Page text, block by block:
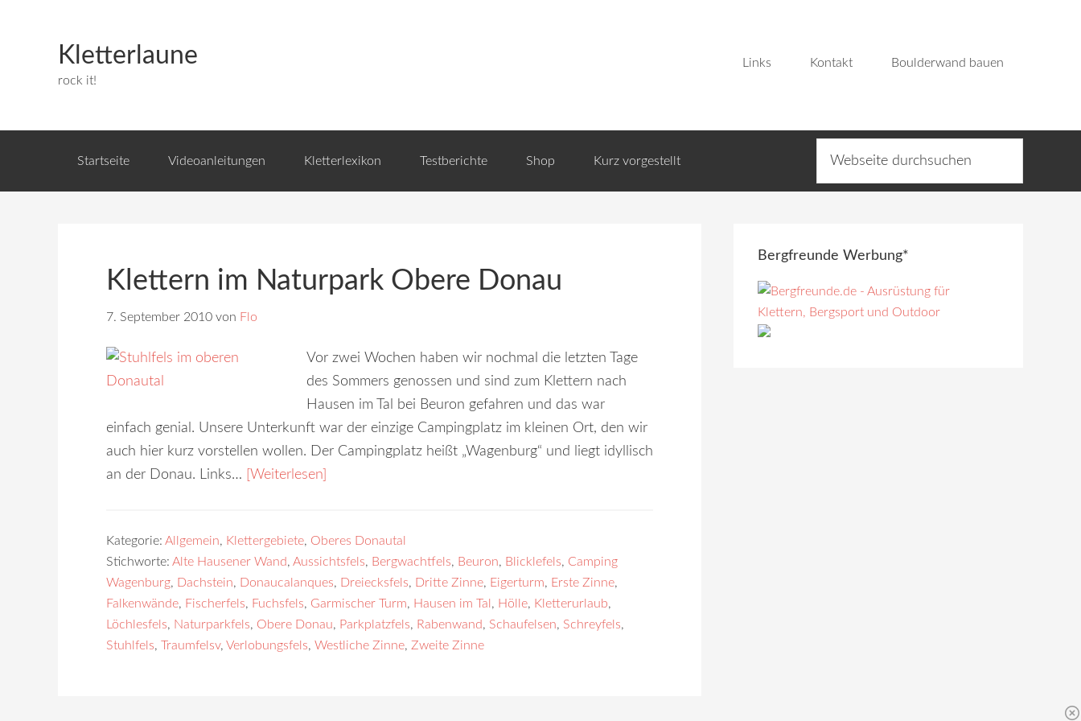
Kletterlaune
rock it!
Links Kontakt Boulderwand bauen
Startseite Videoanleitungen Kletterlexikon Testberichte Shop Kurz vorgestellt
Klettern im Naturpark Obere Donau
7. September 2010 von Flo
Vor zwei Wochen haben wir nochmal die letzten Tage
des Sommers genossen und sind zum Klettern nach
Hausen im Tal bei Beuron gefahren und das war
einfach genial. Unsere Unterkunft war der einzige Campingplatz im kleinen Ort, den wir
auch hier kurz vorstellen wollen. Der Campingplatz heißt „Wagenburg“ und liegt idyllisch
an der Donau. Links…
[Weiterlesen]
Kategorie: Allgemein, Klettergebiete, Oberes Donautal
Stichworte: Alte Hausener Wand, Aussichtsfels, Bergwachtfels, Beuron, Blicklefels, Camping
Wagenburg, Dachstein, Donaucalanques, Dreiecksfels, Dritte Zinne, Eigerturm, Erste Zinne,
Falkenwände, Fischerfels, Fuchsfels, Garmischer Turm, Hausen im Tal , Hölle, Kletterurlaub,
Löchlesfels, Naturparkfels, Obere Donau, Parkplatzfels, Rabenwand, Schaufelsen, Schreyfels,
Stuhlfels, Traumfelsv, Verlobungsfels, Westliche Zinne, Zweite Zinne
Bergfreunde Werbung*